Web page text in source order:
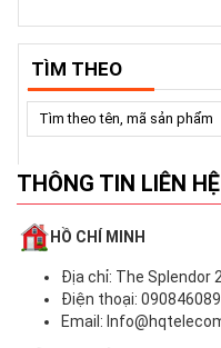
TÌM THEO
THÔNG TIN LIÊN HỆ
HỒ CHÍ MINH
Địa chỉ: The Splendor
Điện thoại:
Email: